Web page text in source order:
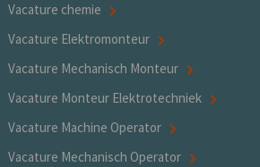
Vacature chemie
Vacature Elektromonteur
Vacature Mechanisch Monteur
Vacature Monteur Elektrotechniek
Vacature Machine Operator
Vacature Mechanisch Operator